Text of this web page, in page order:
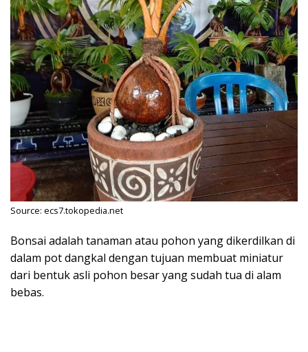
Source: ecs7.tokopedia.net
Bonsai adalah tanaman atau pohon yang dikerdilkan di
dalam pot dangkal dengan tujuan membuat miniatur
dari bentuk asli pohon besar yang sudah tua di alam
bebas.